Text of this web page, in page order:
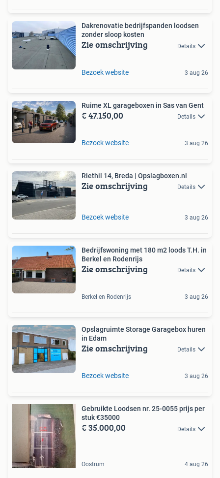
Dakrenovatie bedrijfspanden loodsen
zonder sloop kosten
Zie omschrijving Details
Bezoek website 3 aug 26
Ruime XL garageboxen in Sas van Gent
€ 47.150,00 Details
Bezoek website 3 aug 26
Riethil 14, Breda | Opslagboxen.nl
Zie omschrijving Details
Bezoek website 3 aug 26
Bedrijfswoning met 180 m2 loods T.H. in
Berkel en Rodenrijs
Zie omschrijving Details
Berkel en Rodenrijs 3 aug 26
Opslagruimte Storage Garagebox huren
in Edam
Zie omschrijving Details
Bezoek website 3 aug 26
Gebruikte Loodsen nr. 25-0055 prijs per
stuk €35000
€ 35.000,00 Details
Oostrum 4 aug 26